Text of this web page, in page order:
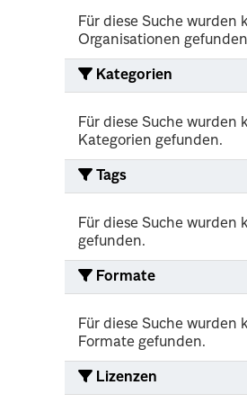
Für diese Suche wurden
Organisationen
Kategorien
Für diese Suche wurden
Kategorien gefunden.
Tags
Für diese Suche wurden
gefunden.
Formate
Für diese Suche wurden
Formate gefunden.
Lizenzen